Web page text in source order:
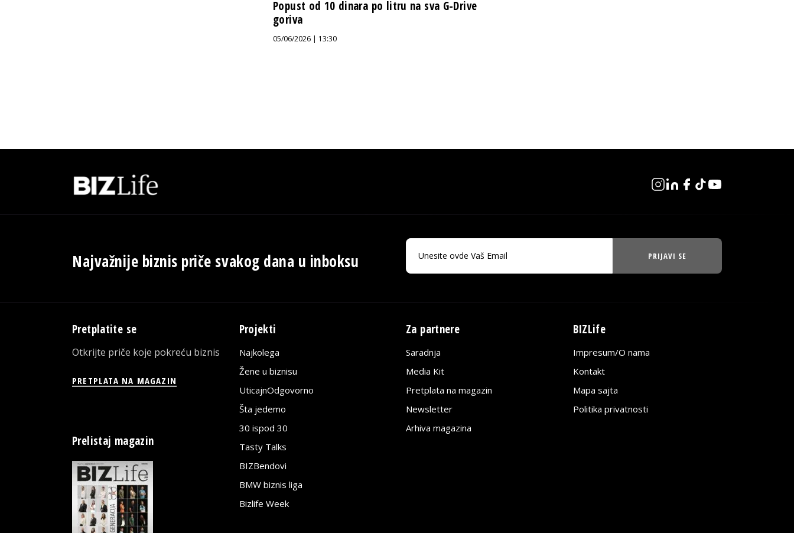
Popust od 10 dinara po litru na sva G-Drive
goriva
05/06/2026 | 13:30
Najvažnije biznis priče svakog dana u inboksu PRIJAVI SE
Pretplatite se
Otkrijte priče koje pokreću biznis
PRETPLATA NA MAGAZIN
Prelistaj magazin
Projekti
Najkolega
Žene u biznisu
UticajnOdgovorno
Šta jedemo
30 ispod 30
Tasty Talks
BIZBendovi
BMW biznis liga
Bizlife Week
Za partnere
Saradnja
Media Kit
Pretplata na magazin
Newsletter
Arhiva magazina
BIZLife
Impresum/O nama
Kontakt
Mapa sajta
Politika privatnosti